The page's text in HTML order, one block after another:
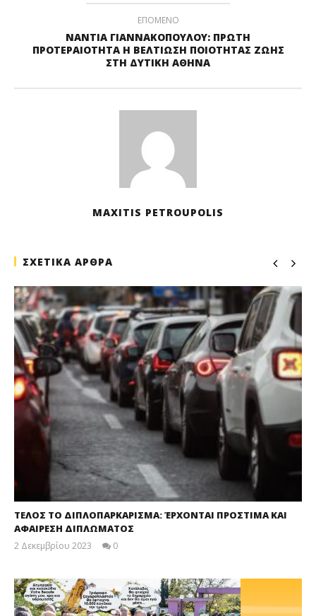
ΕΠΟΜΕΝΟ
ΝΑΝΤΙΑ ΓΙΑΝΝΑΚΟΠΟΥΛΟΥ: ΠΡΩΤΗ
ΠΡΟΤΕΡΑΙΟΤΗΤΑ Η ΒΕΛΤΙΩΣΗ ΠΟΙΟΤΗΤΑΣ ΖΩΗΣ
ΣΤΗ ΔΥΤΙΚΗ ΑΘΗΝΑ
MAXITIS PETROUPOLIS
ΣΧΕΤΙΚΑ ΑΡΘΡΑ
ΤΕΛΟΣ ΤΟ ΔΙΠΛΟΠΑΡΚΑΡΙΣΜΑ: ΈΡΧΟΝΤΑΙ ΠΡΟΣΤΙΜΑ ΚΑΙ
ΑΦΑΙΡΕΣΗ ΔΙΠΛΩΜΑΤΟΣ
2 Δεκεμβρίου 2023
0